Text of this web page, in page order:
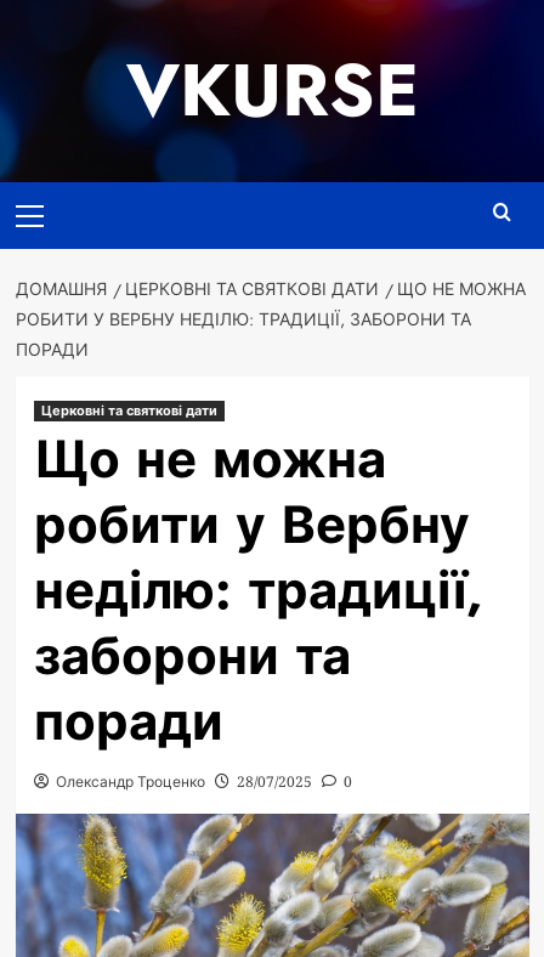
VKURSE
меню
ДОМАШНЯ ЦЕРКОВНІ ТА СВЯТКОВІ ДАТИ
ЩО НЕ МОЖНА
РОБИТИ У ВЕРБНУ НЕДІЛЮ: ТРАДИЦІЇ, ЗАБОРОНИ ТА
ПОРАДИ
Церковні та святкові дати
Що не можна
робити у Вербну
неділю: традиції,
заборони та
поради
Олександр Троценко 28/07/2025 0